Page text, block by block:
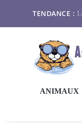
TENDANCE :
ANIMAUX